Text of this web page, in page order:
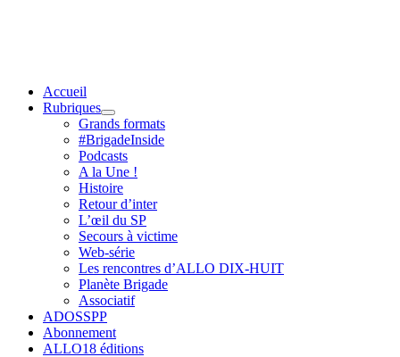
Accueil
Rubriques
Grands formats
#BrigadeInside
Podcasts
A la Une !
Histoire
Retour d’inter
L’œil du SP
Secours à victime
Web-série
Les rencontres d’ALLO DIX-HUIT
Planète Brigade
Associatif
ADOSSPP
Abonnement
ALLO18 éditions